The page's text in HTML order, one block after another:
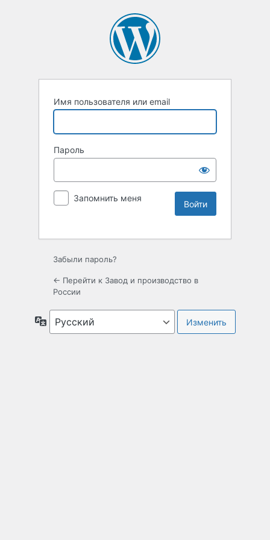
Имя пользователя или email
Пароль
Запомнить меня
Забыли пароль?
← Перейти к Завод и производство в
России
Язык